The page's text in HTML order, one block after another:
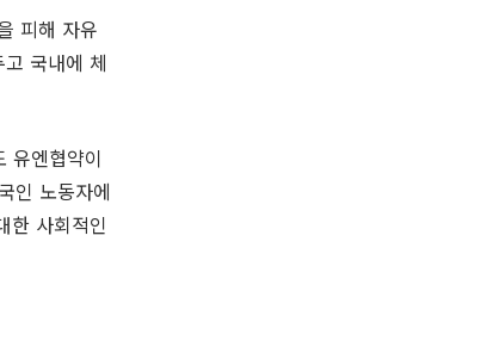
피해 자유
국내에 체
엔협약이
인 노동자에
한 사회적인